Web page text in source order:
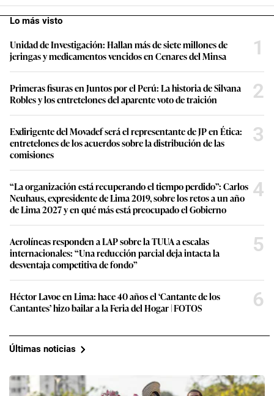
Lo más visto
Unidad de Investigación: Hallan más de siete millones de
jeringas y medicamentos vencidos en Cenares del Minsa
1
Primeras fisuras en Juntos por el Perú: La historia de Silvana
Robles y los entretelones del aparente voto de traición
2
Exdirigente del Movadef será el representante de JP en Ética:
entretelones de los acuerdos sobre la distribución de las
comisiones
3
“La organización está recuperando el tiempo perdido”: Carlos
Neuhaus, expresidente de Lima 2019, sobre los retos a un año
de Lima 2027 y en qué más está preocupado el Gobierno
4
Aerolíneas responden a LAP sobre la TUUA a escalas
internacionales: “Una reducción parcial deja intacta la
desventaja competitiva de fondo”
5
Héctor Lavoe en Lima: hace 40 años el ‘Cantante de los
Cantantes’ hizo bailar a la Feria del Hogar | FOTOS
6
Últimas noticias